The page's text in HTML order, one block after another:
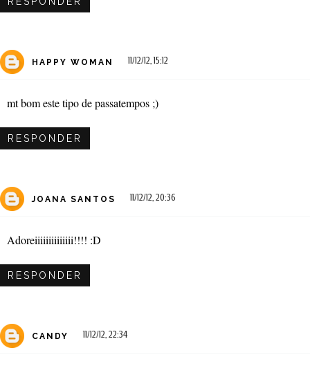
HAPPY WOMAN 11/12/12, 15:12
mt bom este tipo de passatempos ;)
RESPONDER
JOANA SANTOS 11/12/12, 20:36
Adoreiiiiiiiiiiiiii!!!! :D
RESPONDER
CANDY 11/12/12, 22:34